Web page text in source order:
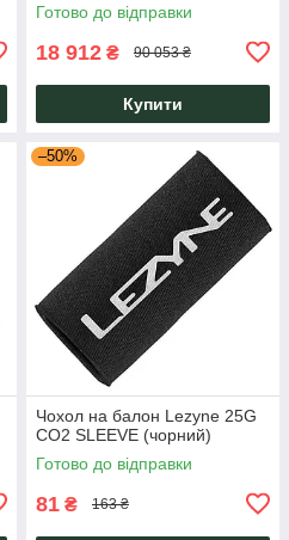
Готово до відправки
18 912 ₴ 90 053 ₴
Купити
–50%
Чохол на балон Lezyne 25G
CO2 SLEEVE (чорний)
Готово до відправки
81 ₴ 163 ₴